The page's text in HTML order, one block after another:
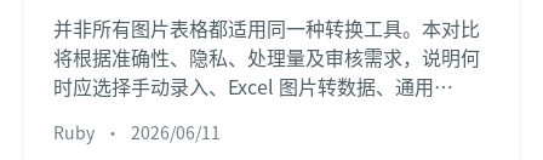
并非所有图片表格都适用同一种转换工具。本对比
将根据准确性、隐私、处理量及审核需求，说明何
时应选择手动录入、Excel 图片转数据、通用
业级 OCR。
Ruby • 2026/06/11